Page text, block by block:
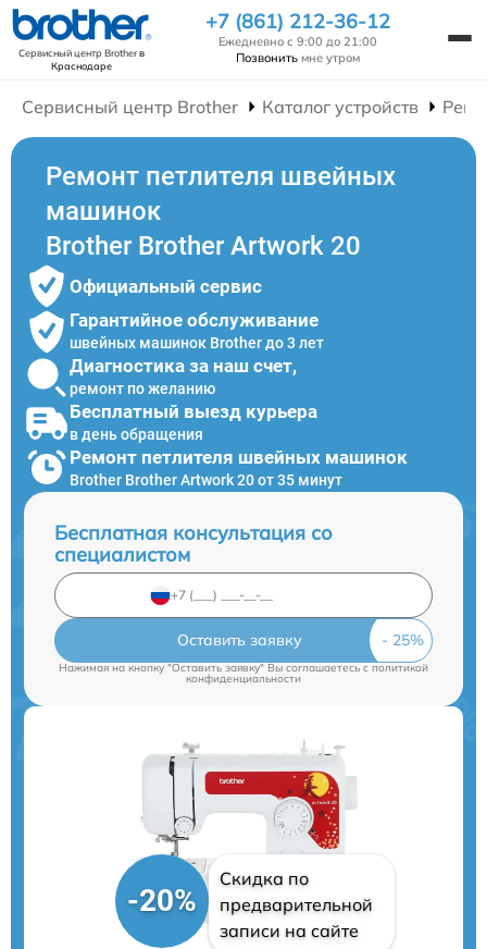
Сервисный центр Brotherв
Краснодаре
+7 (861) 212-36-12
Ежедневно с 9:00 до 21:00
Позвонить мне утром
Сервисный центр Brother Каталог устройств
Ремонт петлителя швейных
машинок
Brother Brother Artwork 20
Официальный сервис
Гарантийное обслуживание
швейных машинок Brother до 3 лет
Диагностика за наш счет,
ремонт по желанию
Бесплатный выезд курьера
в день обращения
Ремонт петлителя швейных машинок
Brother Brother Artwork 20 от 35 минут
Бесплатная консультация со
специалистом
Оставить заявку
Нажимая на кнопку "Оставить заявку" Вы соглашаетесь cполитикой
конфиденциальности
-20%
Скидка по
предварительной
записи на сайте